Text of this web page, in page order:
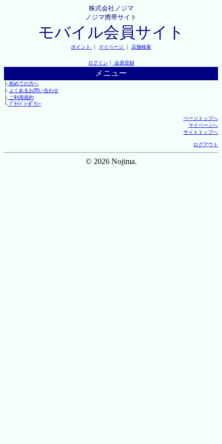
株式会社ノジマ
ノジマ携帯サイト
モバイル会員サイト
ポイント ｜ マイページ ｜ 店舗検索
ログイン ｜ 会員登録
メニュー
├初めての方へ
├ よくあるお問い合わせ
├ご利用規約
└ﾌﾟﾗｲﾊﾞｼｰﾎﾟﾘｼｰ
ページトップへ
マイページへ
サイトトップへ
ログアウト
© 2026 Nojima.